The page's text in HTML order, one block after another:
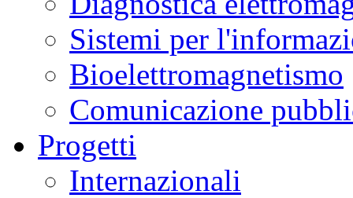
Sistemi per
Bioelettromagnetismo
Comunicazione
Progetti
Internazionali